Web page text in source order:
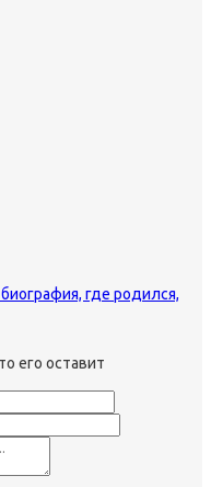
где родился,
его оставит